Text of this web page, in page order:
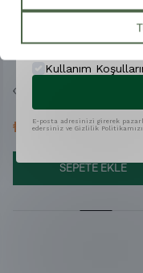
Limon Kabuğu
Son 7 günde 150kişi
ürünü
₺ 300.00
SEPETE EKLE
Telefon
Kullanım
E-posta adresinizi girerek
edersiniz ve Gizlilik